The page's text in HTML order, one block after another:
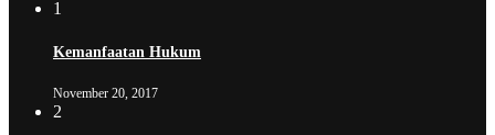
1
Kemanfaatan Hukum
November 20, 2017
2